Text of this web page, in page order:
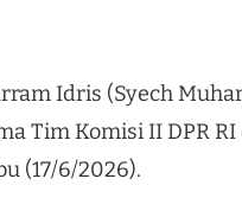
Idris (Syech
Tim Komisi II DPR RI
(17/6/2026).